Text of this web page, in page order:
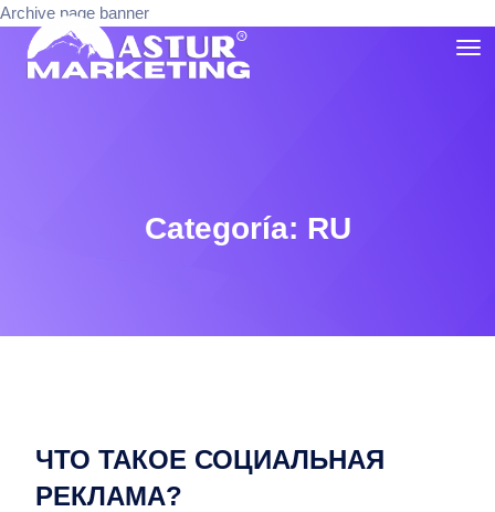
Archive page banner
Categoría: RU
ЧТО ТАКОЕ СОЦИАЛЬНАЯ
РЕКЛАМА?